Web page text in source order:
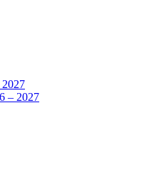
2027
– 2027